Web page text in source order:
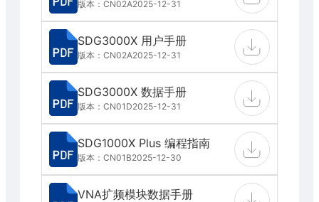
版本：CN02A2025-12-31
SDG3000X 用户手册
版本：CN02A2025-12-31
SDG3000X 数据手册
版本：CN01D2025-12-31
SDG1000X Plus 编程指南
版本：CN01B2025-12-30
VNA扩频模块数据手册